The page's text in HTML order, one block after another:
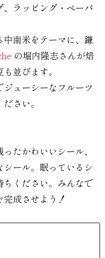
、ラッピング・ペーパ
中南米をテーマに、鎌
の堀内隆志さんが焙
並びます。
ューシーなフルーツ
さい。
たかわいいシール、
ール。眠っているシ
ください。みんなで
成させよう！